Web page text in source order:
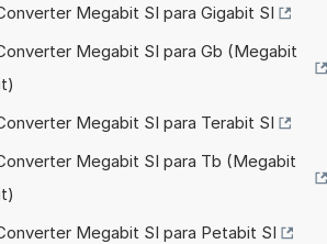
Megabit SI para Gigabit SI
Megabit SI para Gb (Megabit
Megabit SI para Terabit SI
Megabit SI para Tb (Megabit
Megabit SI para Petabit SI